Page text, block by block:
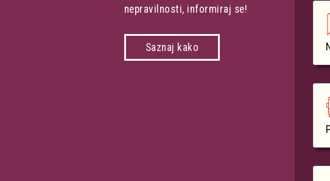
nepravilnosti, informiraj se!
Saznaj kako